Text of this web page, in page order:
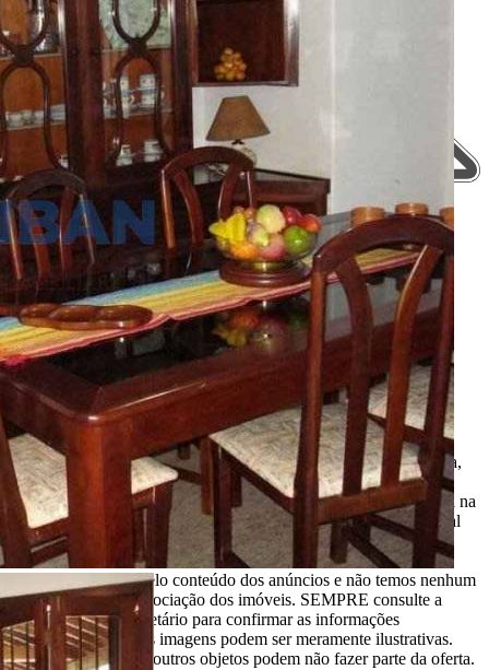
Aqui, no Portal Casa Bauru você encontra os imóveis para venda,
locação e aluguel de temporada das principais imobiliárias e
corretores em um só lugar. Precisando de um salão, chácara, casa na
praia ou sítio para eventos? Aqui você também encontra! O Portal
Casa Bauru apenas divulga as informações cadastradas pelos
usuários como um sistema de classificados. Não nos
responsabilizamos pelo conteúdo dos anúncios e não temos nenhum
envolvimento na negociação dos imóveis. SEMPRE consulte a
imobiliária ou proprietário para confirmar as informações
anunciadas. Algumas imagens podem ser meramente ilustrativas.
Itens de decoração e outros objetos podem não fazer parte da oferta.